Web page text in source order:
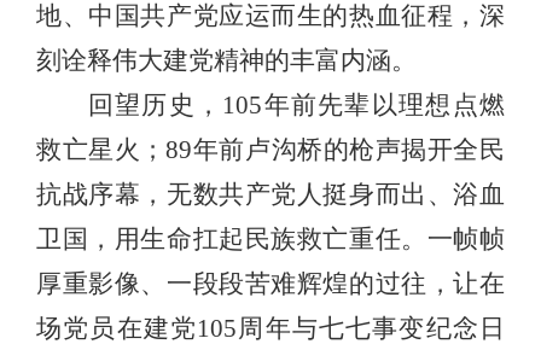
地、中国共产党应运而生的热血征程，深
刻诠释伟大建党精神的丰富内涵。
回望历史， 105年前先辈以理想点燃
救亡星火；89年前卢沟桥的枪声揭开全民
抗战序幕，无数共产党人挺身而出、浴血
卫国，用生命扛起民族救亡重任。一帧帧
厚重影像、一段段苦难辉煌的过往，让在
场党员在建党105周年与七七事变纪念日